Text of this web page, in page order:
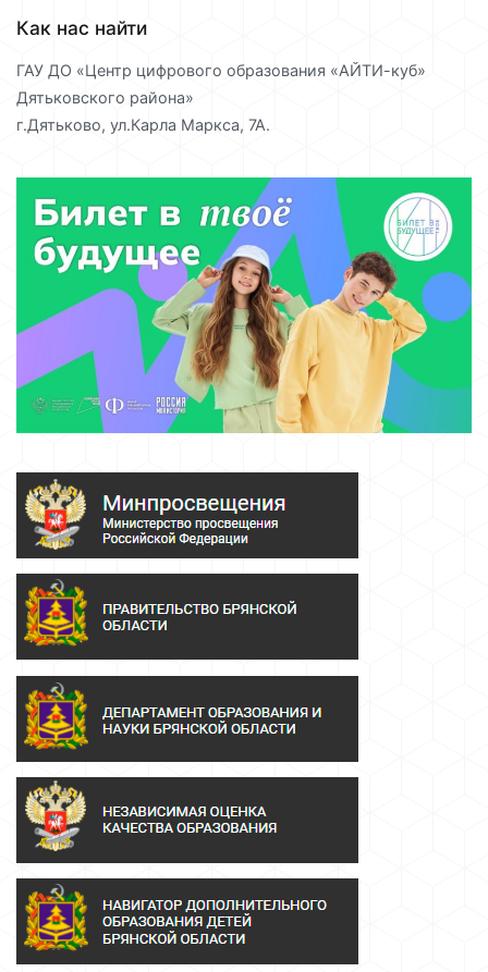
Как нас найти
ГАУ ДО «Центр цифрового образования «АЙТИ-куб»
Дятьковского района»
г.Дятьково, ул.Карла Маркса, 7А.